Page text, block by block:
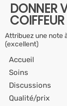
DONNER
COIFFEUR
Attribuez une note
(excellent)
Accueil
Soins
Discussions
Qualité/prix